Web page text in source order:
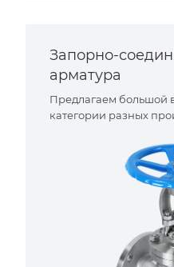
Запорно-
арматура
Предлагаем большой
категории разных